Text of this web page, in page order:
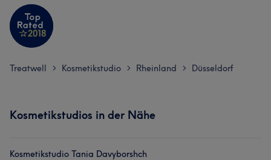
Treatwell > Kosmetikstudio > Rheinland > Düsseldorf
Kosmetikstudios in der Nähe
Kosmetikstudio Tania Davyborshch